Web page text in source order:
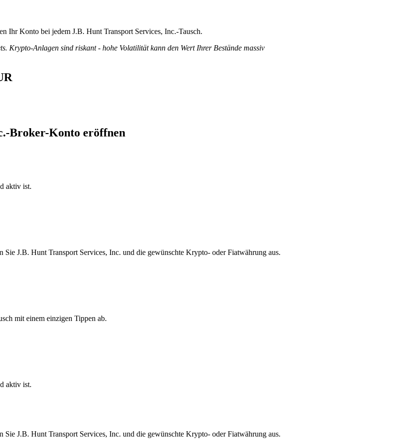
Ihr Konto bei jedem J.B. Hunt Transport Services, Inc.-Tausch.
Krypto-Anlagen sind riskant - hohe Volatilität kann den Wert Ihrer Bestände massiv
Broker-Konto eröffnen
aktiv ist.
J.B. Hunt Transport Services, Inc. und die gewünschte Krypto- oder Fiatwährung aus.
mit einem einzigen Tippen ab.
aktiv ist.
J.B. Hunt Transport Services, Inc. und die gewünschte Krypto- oder Fiatwährung aus.